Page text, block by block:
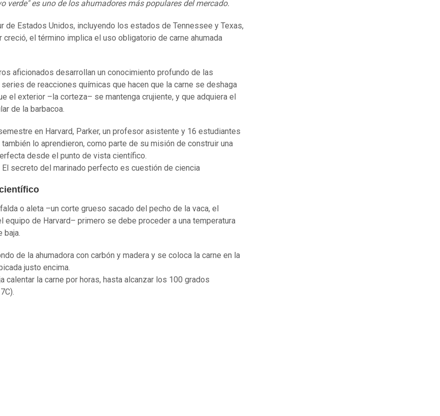
verde" es uno de los ahumadores más populares del mercado.
de Estados Unidos, incluyendo los estados de Tennessee y Texas,
creció, el término implica el uso obligatorio de carne ahumada
aficionados desarrollan un conocimiento profundo de las
de reacciones químicas que hacen que la carne se deshaga
el exterior –la corteza– se mantenga crujiente, y que adquiera el
de la barbacoa.
en Harvard, Parker, un profesor asistente y 16 estudiantes
lo aprendieron, como parte de su misión de construir una
desde el punto de vista científico.
El secreto del marinado perfecto es cuestión de ciencia
o aleta –un corte grueso sacado del pecho de la vaca, el
equipo de Harvard– primero se debe proceder a una temperatura
baja.
de la ahumadora con carbón y madera y se coloca la carne en la
justo encima.
calentar la carne por horas, hasta alcanzar los 100 grados